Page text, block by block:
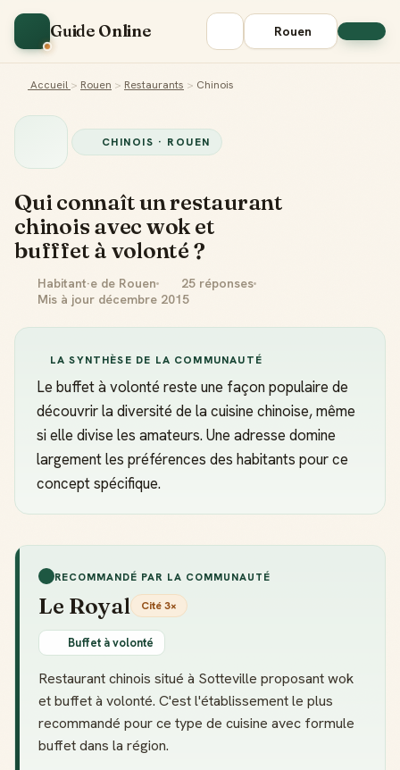
Guide Online Rouen
Accueil > Rouen > Restaurants > Chinois
CHINOIS · ROUEN
Qui connaît un restaurant
chinois avec wok et
bufffet à volonté ?
Habitant·e de Rouen
25 réponses
Mis à jour décembre 2015
LA SYNTHÈSE DE LA COMMUNAUTÉ
Le buffet à volonté reste une façon populaire de
découvrir la diversité de la cuisine chinoise, même
si elle divise les amateurs. Une adresse domine
largement les préférences des habitants pour ce
concept spécifique.
RECOMMANDÉ PAR LA COMMUNAUTÉ
Le Royal Cité 3×
Buffet à volonté
Restaurant chinois situé à Sotteville proposant wok
et buffet à volonté. C'est l'établissement le plus
recommandé pour ce type de cuisine avec formule
buffet dans la région.